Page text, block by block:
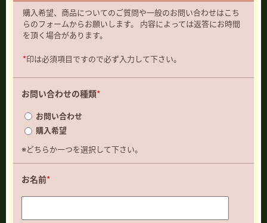
購入希望、商品についてのご質問や一般のお問い合わせはこち
らのフォームからお願いします。 内容によっては返答にお時間
を頂く場合があります。
*印は必須項目ですので必ず入力して下さい。
お問い合わせの種類*
お問い合わせ
購入希望
※どちらか一つを選択して下さい。
お名前*